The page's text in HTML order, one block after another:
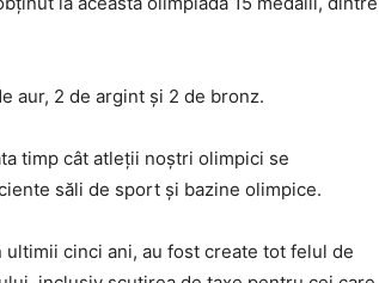
aur, 2 de argint şi 2 de bronz.
timp cât atleţii noştri olimpici se
săli de sport şi bazine olimpice.
cinci ani, au fost create tot felul de